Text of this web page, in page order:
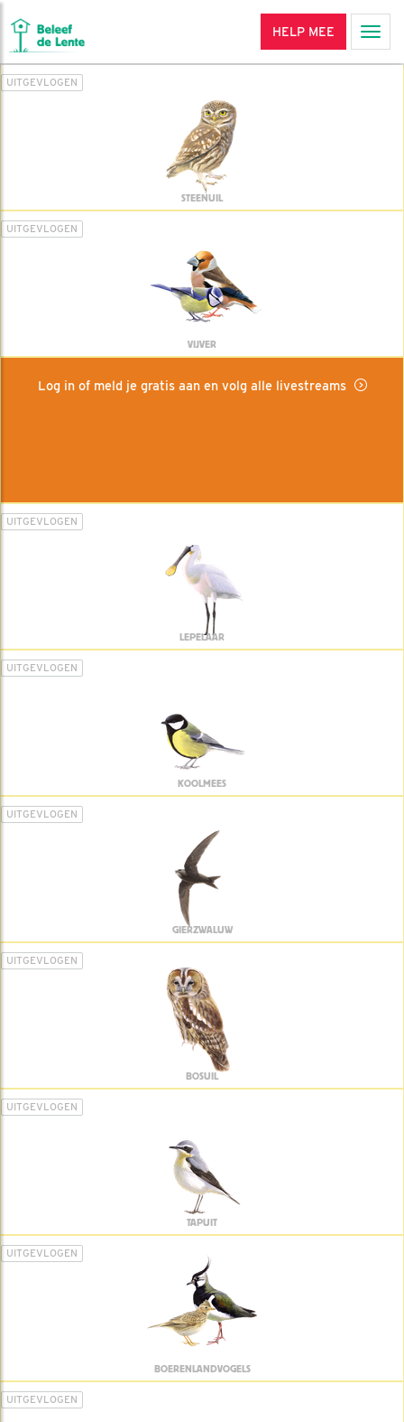
HELP MEE
UITGEVLOGEN
STEENUIL
UITGEVLOGEN
VIJVER
Log in of meld je gratis aan en volg alle livestreams
UITGEVLOGEN
LEPELAAR
UITGEVLOGEN
KOOLMEES
UITGEVLOGEN
GIERZWALUW
UITGEVLOGEN
BOSUIL
UITGEVLOGEN
TAPUIT
UITGEVLOGEN
BOERENLANDVOGELS
UITGEVLOGEN